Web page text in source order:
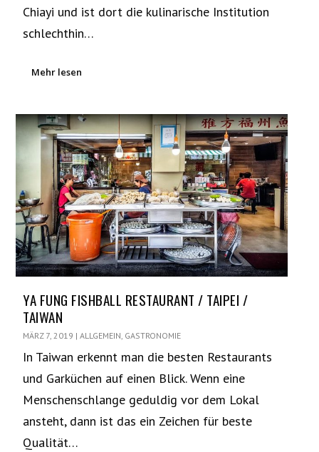
Chiayi und ist dort die kulinarische Institution
schlechthin…
Mehr lesen
YA FUNG FISHBALL RESTAURANT / TAIPEI /
TAIWAN
MÄRZ 7, 2019 |ALLGEMEIN, GASTRONOMIE
In Taiwan erkennt man die besten Restaurants
und Garküchen auf einen Blick. Wenn eine
Menschenschlange geduldig vor dem Lokal
ansteht, dann ist das ein Zeichen für beste
Qualität…